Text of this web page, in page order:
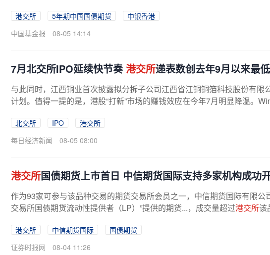
港交所 5年期中国国债期货
中银香港
中国基金报
08-05 14:14
7月北交所IPO延续快节奏港交所递表数创去年9月以来最
与此同时，江西铜业首次披露拟分拆子公司江西省江铜铜箔科技股份有限
计划。值得一提的是，港股“打新”市场的赚钱效应在今年7月明显降温。
北交所 IPO
港交所
每日经济新闻
08-05 08:00
港交所国债期货上市首日 中信期货国际支持多家机构成功
作为93家可参与该品种交易的期货交易所会员之一，中信期货国际有限公
交易所国债期货流动性提供者（LP）”提供的期货...，成交量超过港交所该
港交所 中信期货国际
国债期货
证券时报网
08-04 11:26